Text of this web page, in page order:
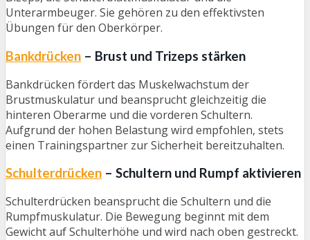
Unterarmbeuger. Sie gehören zu den effektivsten
Übungen für den Oberkörper.
Bankdrücken – Brust und Trizeps stärken
Bankdrücken fördert das Muskelwachstum der
Brustmuskulatur und beansprucht gleichzeitig die
hinteren Oberarme und die vorderen Schultern.
Aufgrund der hohen Belastung wird empfohlen, stets
einen Trainingspartner zur Sicherheit bereitzuhalten.
Schulterdrücken – Schultern und Rumpf aktivieren
Schulterdrücken beansprucht die Schultern und die
Rumpfmuskulatur. Die Bewegung beginnt mit dem
Gewicht auf Schulterhöhe und wird nach oben gestreckt.